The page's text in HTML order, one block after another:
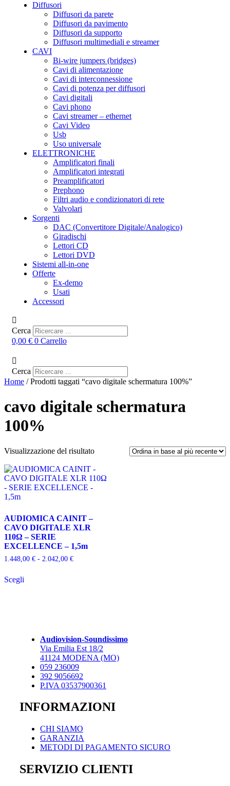
Diffusori
Diffusori da parete
Diffusori da pavimento
Diffusori da supporto
Diffusori multimediali e streamer
CAVI
Bi-wire jumpers (bridges)
Cavi di alimentazione
Cavi di interconnessione
Cavi di potenza per diffusori
Cavi digitali
Cavi phono
Cavi streamer – ethernet
Cavi Video
Usb
Uso universale
ELETTRONICHE
Amplificatori finali
Amplificatori integrati
Preamplificatori
Prephono
Filtri audio e condizionatori di rete
Valvolari
Sorgenti
DAC (Convertitore Digitale/Analogico)
Giradischi
Lettori CD
Lettori DVD
Sistemi all-in-one
Offerte
Ex-demo
Usati
Accessori
Cerca
0,00 € 0 Carrello
Cerca
Home / Prodotti taggati “cavo digitale schermatura 100%”
cavo digitale schermatura
100%
Visualizzazione del risultato
AUDIOMICA CAINIT –
CAVO DIGITALE XLR
110Ω – SERIE
EXCELLENCE – 1,5m
1.448,00 € - 2.042,00 €Fascia
Scegliprodotto
possono
essere
scelte
pagina
prodotto
Audiovision-Soundissimo
Via Emilia Est 18/2
41124 MODENA (MO)
059 236009
392 9056692
P.IVA 03537900361
INFORMAZIONI
CHI SIAMO
GARANZIA
METODI DI PAGAMENTO SICURO
SERVIZIO CLIENTI